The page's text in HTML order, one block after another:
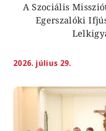
A Szociális
Egerszalóki
2026. július 29.
Image